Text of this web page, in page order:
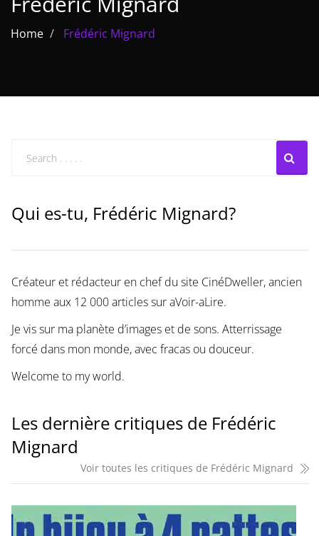
Les films par
Les Dossiers
Les acteurs
Les réalisateurs
Home Frédéric Mignard
Qui es-tu, Frédéric Mignard?
Créateur et rédacteur en chef du site CinéDweller, ancien
homme aux 12 000 articles sur aVoir-aLire.
Je vis sur ma planète d’images et de sons. Atterrissage
forcé dans mon monde, avec fracas ou douceur.
Welcome to my world.
Les dernière critiques de Frédéric
Mignard
Voir toutes les critiques de Frédéric Mignard